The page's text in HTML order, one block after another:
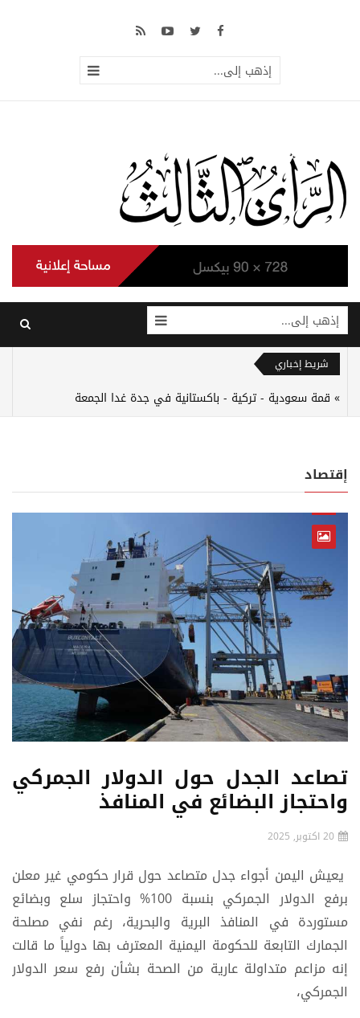
إذهب إلى...
إذهب إلى...
شريط إخباري
قمة سعودية - تركية - باكستانية في جدة غدا الجمعة
إقتصاد
تصاعد الجدل حول الدولار الجمركي
واحتجاز البضائع في المنافذ
20 اكتوبر, 2025
يعيش اليمن أجواء جدل متصاعد حول قرار حكومي غير معلن
برفع الدولار الجمركي بنسبة 100% واحتجاز سلع وبضائع
مستوردة في المنافذ البرية والبحرية، رغم نفي مصلحة
الجمارك التابعة للحكومة اليمنية المعترف بها دولياً ما قالت
إنه مزاعم متداولة عارية من الصحة بشأن رفع سعر الدولار
الجمركي،